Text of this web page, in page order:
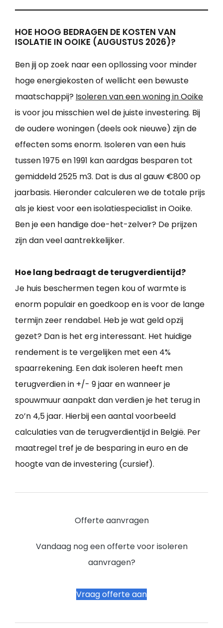
HOE HOOG BEDRAGEN DE KOSTEN VAN
ISOLATIE IN OOIKE (AUGUSTUS 2026)?
Ben jij op zoek naar een opllossing voor minder
hoge energiekosten of wellicht een bewuste
maatschappij? Isoleren van een woning in Ooike
is voor jou misschien wel de juiste investering. Bij
de oudere woningen (deels ook nieuwe) zijn de
effecten soms enorm. Isoleren van een huis
tussen 1975 en 1991 kan aardgas besparen tot
gemiddeld 2525 m3. Dat is dus al gauw €800 op
jaarbasis. Hieronder calculeren we de totale prijs
als je kiest voor een isolatiespecialist in Ooike.
Ben je een handige doe-het-zelver? De prijzen
zijn dan veel aantrekkelijker.
Hoe lang bedraagt de terugverdientijd?
Je huis beschermen tegen kou of warmte is
enorm populair en goedkoop en is voor de lange
termijn zeer rendabel. Heb je wat geld opzij
gezet? Dan is het erg interessant. Het huidige
rendement is te vergelijken met een 4%
spaarrekening. Een dak isoleren heeft men
terugverdien in +/- 9 jaar en wanneer je
spouwmuur aanpakt dan verdien je het terug in
zo’n 4,5 jaar. Hierbij een aantal voorbeeld
calculaties van de terugverdientijd in België. Per
maatregel tref je de besparing in euro en de
hoogte van de investering (cursief).
Offerte aanvragen
Vandaag nog een offerte voor isoleren
aanvragen?
Vraag offerte aan